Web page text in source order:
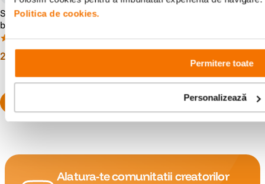
Politica de cookies.
Permitere toate
Personalizează
Sony ALC-B1EM - capac
body Sony E-mount
(4)
29
(2)
Alatura-te comunitatii creatorilor